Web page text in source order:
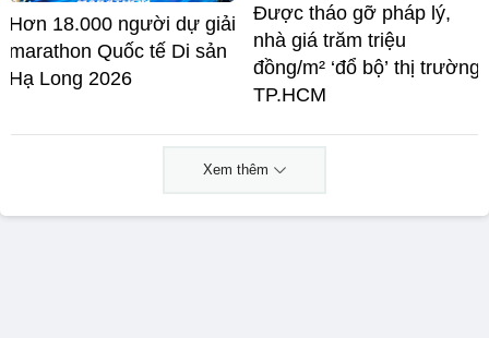
Hơn 18.000 người dự giải
marathon Quốc tế Di sản
Hạ Long 2026
Được tháo gỡ pháp lý,
nhà giá trăm triệu
đồng/m² ‘đổ bộ’ thị trường
TP.HCM
Xem thêm